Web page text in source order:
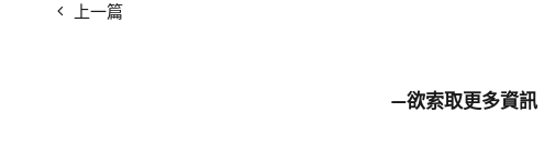
上一篇
—欲索取更多資訊